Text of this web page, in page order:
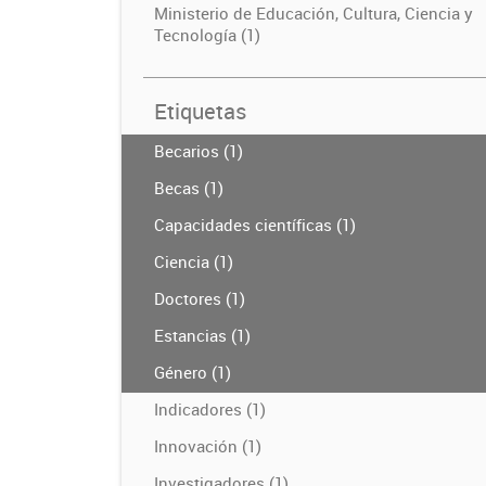
Ministerio de Educación, Cultura, Ciencia y
Tecnología (1)
Etiquetas
Becarios (1)
Becas (1)
Capacidades científicas (1)
Ciencia (1)
Doctores (1)
Estancias (1)
Género (1)
Indicadores (1)
Innovación (1)